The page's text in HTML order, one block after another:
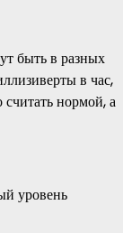
быть в разных
в час,
нормой, а
уровень